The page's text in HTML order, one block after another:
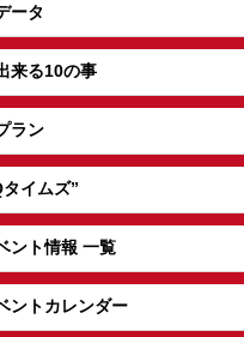
ータ
来る10の事
ラン
タイムズ”
ント情報 一覧
ントカレンダー